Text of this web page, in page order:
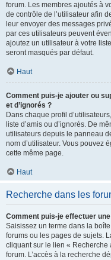
forum. Les membres ajoutés à
de contrôle de l’utilisateur afin
leur envoyer des messages
par ces utilisateurs peuvent
ajoutez un utilisateur à votre
seront masqués par défaut.
Haut
Comment puis-je ajouter ou
et d’ignorés ?
Dans chaque profil
liste d’amis ou d’ignorés. De
utilisateurs depuis le panneau
nom d’utilisateur. Vous pouvez
cette même page.
Haut
Recherche dans les
Comment puis-je effectuer
Saisissez un terme dans la
forums ou les pages de sujets.
cliquant sur le lien «
forum. L’accès à la recherche